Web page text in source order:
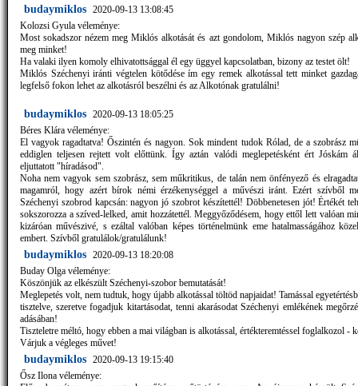
budaymiklos 2020-09-13 13:08:45
Kolozsi Gyula véleménye:
Most sokadszor nézem meg Miklós alkotását és azt gondolom, Miklós nagyon szép
meg minket!
Ha valaki ilyen komoly elhivatottsággal él egy üggyel kapcsolatban, bizony az testet ölt!
Miklós Széchenyi iránti végtelen kötődése ím egy remek alkotással tett minket
legfelső fokon lehet az alkotásról beszélni és az Alkotónak gratulálni!
budaymiklos 2020-09-13 18:05:25
Béres Klára véleménye:
El vagyok ragadtatva! Őszintén és nagyon. Sok mindent tudok Rólad, de a szobrász
eddiglen teljesen rejtett volt előttünk. Így aztán valódi meglepetésként ért Jóskám
eljuttatott "híradásod".
Noha nem vagyok sem szobrász, sem műkritikus, de talán nem önfényező és
magamról, hogy azért bírok némi érzékenységgel a művészi iránt. Ezért szívből
Széchenyi szobrod kapcsán: nagyon jó szobrot készítettél! Döbbenetesen jót! Értékét
sokszorozza a szíved-lelked, amit hozzátettél. Meggyőződésem, hogy ettől lett valóan
kizáróan művészivé, s ezáltal valóban képes történelmünk eme hatalmasságához
embert. Szívből gratulálok/gratulálunk!
budaymiklos 2020-09-13 18:20:08
Buday Olga véleménye:
Köszönjük az elkészült Széchenyi-szobor bemutatását!
Meglepetés volt, nem tudtuk, hogy újabb alkotással töltöd napjaidat! Tamással
tisztelve, szeretve fogadjuk kitartásodat, tenni akarásodat Széchenyi emlékének
adásában!
Tiszteletre méltó, hogy ebben a mai világban is alkotással, értékteremtéssel foglalkozol -
Várjuk a végleges művet!
budaymiklos 2020-09-13 19:15:40
Ősz Ilona véleménye: